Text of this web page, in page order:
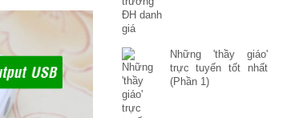
Những 'thầy giáo'
trực tuyến tốt nhất
(Phần 1)